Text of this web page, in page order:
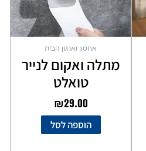
אחסון וארגון הבית
מתלה ואקום לנייר
טואלט
₪29.00
הוספה לסל